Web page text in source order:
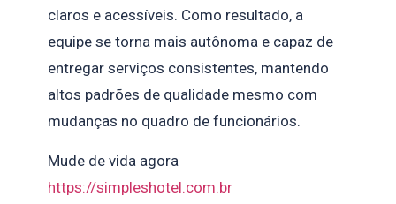
claros e acessíveis. Como resultado, a
equipe se torna mais autônoma e capaz de
entregar serviços consistentes, mantendo
altos padrões de qualidade mesmo com
mudanças no quadro de funcionários.
Mude de vida agora
https://simpleshotel.com.br